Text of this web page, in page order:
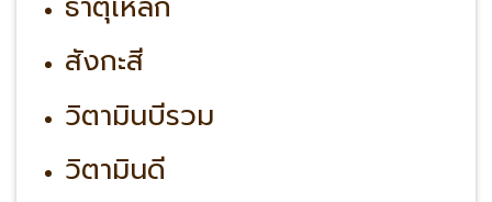
สังกะสี
วิตามินบีรวม
วิตามินดี